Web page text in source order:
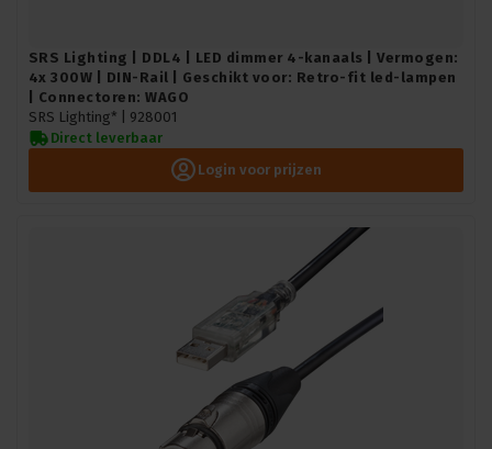
SRS Lighting | DDL4 | LED dimmer 4-kanaals | Vermogen:
4x 300W | DIN-Rail | Geschikt voor: Retro-fit led-lampen
| Connectoren: WAGO
SRS Lighting* | 928001
Direct leverbaar
Login voor prijzen